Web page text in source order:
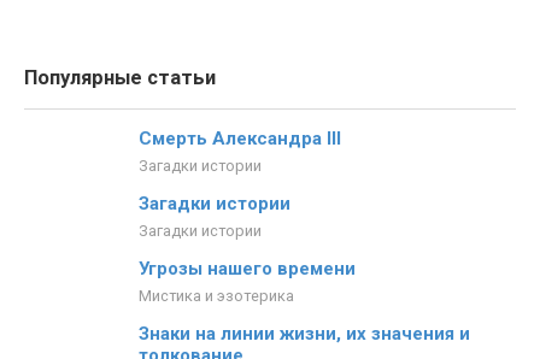
Популярные статьи
Смерть Александра III
Загадки истории
Загадки истории
Загадки истории
Угрозы нашего времени
Мистика и эзотерика
Знаки на линии жизни, их значения и